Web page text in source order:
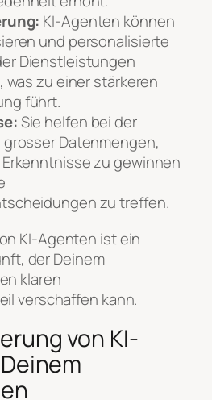
KI-Agenten können
und personalisierte
Dienstleistungen
zu einer stärkeren
führt.
Sie helfen bei der
Datenmengen,
zu gewinnen
zu treffen.
KI-Agenten ist ein
der Deinem
klaren
verschaffen kann.
von KI-